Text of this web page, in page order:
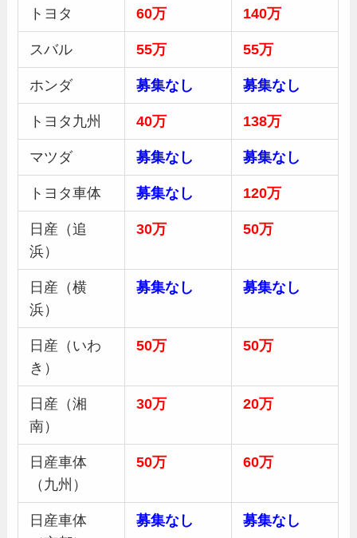
トヨタ 60万 140万
スバル 55万 55万
ホンダ 募集なし 募集なし
トヨタ九州 40万 138万
マツダ 募集なし 募集なし
トヨタ車体 募集なし 120万
日産（追
浜）
30万 50万
日産（横
浜）
募集なし 募集なし
日産（いわ
き）
50万 50万
日産（湘
南）
30万 20万
日産車体
（九州）
50万 60万
日産車体
募集なし 募集なし